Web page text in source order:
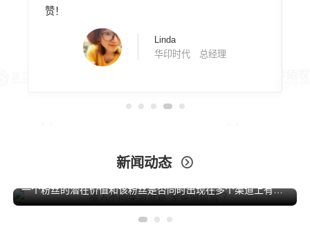
赞！
Linda
华印时代 总经理
新闻动态 
一个粉丝的潜在价值和该粉丝是否同时出现在多个渠道上有关。如果以个粉丝既在网上买你的东西，又来逛你的实体店，还关注你的社交媒体平台，这样的粉丝基本上就是你的铁杆粉，具有“全渠道价值”。